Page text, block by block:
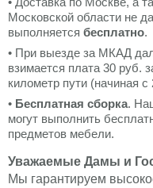
Московской области не
выполняется бесплатно.
• При выезде за МКАД
взимается плата 30 руб.
километр пути (начиная с
• Бесплатная сборка.
могут выполнить
предметов мебели.
Уважаемые Дамы и
Мы гарантируем